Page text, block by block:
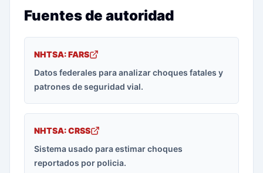
Fuentes de autoridad
NHTSA: FARS
Datos federales para analizar choques fatales y
patrones de seguridad vial.
NHTSA: CRSS
Sistema usado para estimar choques
reportados por policia.